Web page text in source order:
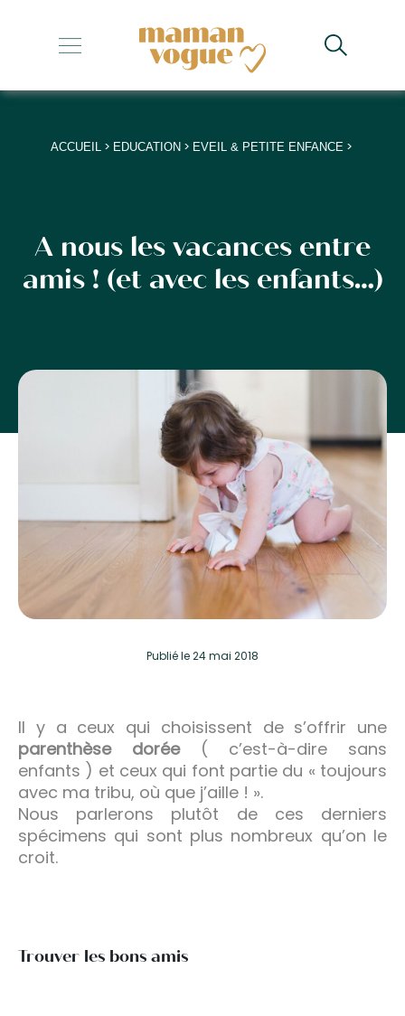
+
+
+
+
ACCUEIL> EDUCATION> EVEIL & PETITE ENFANCE>
A nous les vacances entre
amis ! (et avec les enfants…)
Publiéle 24 mai 2018
Il y a ceux qui choisissent de s’offrir une
parenthèse dorée( c’est-à-dire sans
enfants ) et ceux qui font partie du « toujours
avec ma tribu, où que j’aille ! ».
Nous parlerons plutôt de ces derniers
spécimens qui sont plus nombreux qu’on le
croit.
Trouver les bons amis